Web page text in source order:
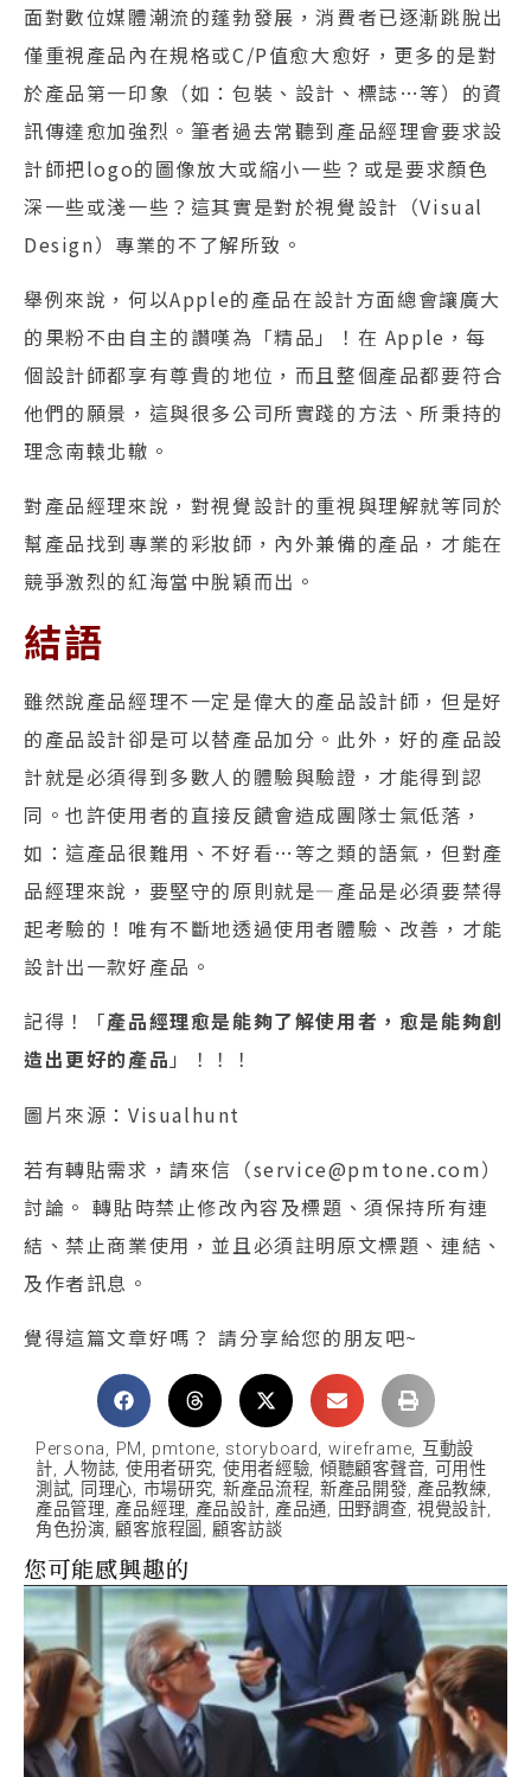
面對數位媒體潮流的蓬勃發展，消費者已逐漸跳脫出
僅重視產品內在規格或C/P值愈大愈好，更多的是對
於產品第一印象（如：包裝、設計、標誌…等）的資
訊傳達愈加強烈。筆者過去常聽到產品經理會要求設
計師把logo的圖像放大或縮小一些？或是要求顏色
深一些或淺一些？這其實是對於視覺設計（Visual
Design）專業的不了解所致。
舉例來說，何以Apple的產品在設計方面總會讓廣大
的果粉不由自主的讚嘆為「精品」！在 Apple，每
個設計師都享有尊貴的地位，而且整個產品都要符合
他們的願景，這與很多公司所實踐的方法、所秉持的
理念南轅北轍。
對產品經理來說，對視覺設計的重視與理解就等同於
幫產品找到專業的彩妝師，內外兼備的產品，才能在
競爭激烈的紅海當中脫穎而出。
結語
雖然說產品經理不一定是偉大的產品設計師，但是好
的產品設計卻是可以替產品加分。此外，好的產品設
計就是必須得到多數人的體驗與驗證，才能得到認
同。也許使用者的直接反饋會造成團隊士氣低落，
如：這產品很難用、不好看…等之類的語氣，但對產
品經理來說，要堅守的原則就是—產品是必須要禁得
起考驗的！唯有不斷地透過使用者體驗、改善，才能
設計出一款好產品。
記得！「產品經理愈是能夠了解使用者，愈是能夠創
造出更好的產品 」！！！
圖片來源：Visualhunt
若有轉貼需求，請來信（service@pmtone.com）
討論。 轉貼時禁止修改內容及標題、須保持所有連
結、禁止商業使用，並且必須註明原文標題、連結、
及作者訊息。
覺得這篇文章好嗎？ 請分享給您的朋友吧~
Persona, PM, pmtone, storyboard, wireframe, 互動設
計, 人物誌, 使用者研究, 使用者經驗, 傾聽顧客聲音, 可用性
測試, 同理心, 市場研究, 新產品流程, 新產品開發, 產品教練,
產品管理, 產品經理, 產品設計, 產品通, 田野調查, 視覺設計,
角色扮演, 顧客旅程圖 , 顧客訪談
您可能感興趣的